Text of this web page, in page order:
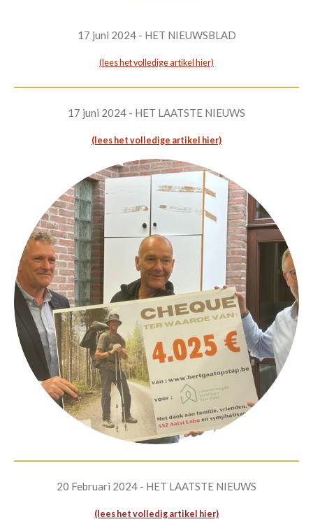
17 juni 2024 - HET NIEUWSBLAD
(lees het volledige artikel hier)
17 juni 2024 - HET LAATSTE NIEUWS
(lees het volledige artikel hier)
20 Februari 2024 - HET LAATSTE NIEUWS
(lees het volledig artikel hier)